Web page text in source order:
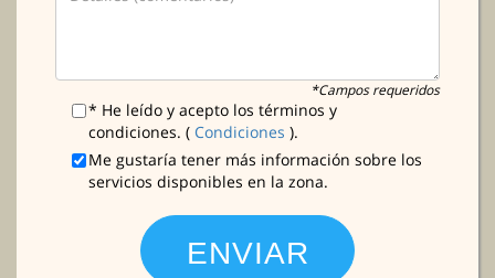
*Campos requeridos
* He leído y acepto los términos y
condiciones. ( Condiciones ).
Me gustaría tener más información sobre los
servicios disponibles en la zona.